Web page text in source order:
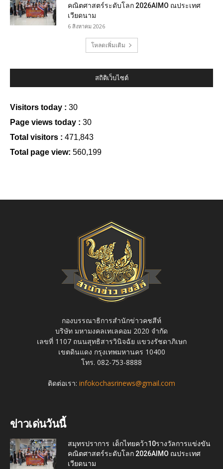
คณิตศาสตร์ระดับโลก 2026AIMO ณประเทศ
เวียดนาม
6 สิงหาคม 2026
โหลดเพิ่มเติม
สถิติเว็บไซต์
Visitors today : 30
Page views today : 30
Total visitors : 471,843
Total page view: 560,199
กองบรรณาธิการสำนักข่าวคชสีห์
บริษัท มหามงคลเทเลคอม 2020 จำกัด
เลขที่ 1107 ถนนสุทธิสารวินิจฉัย แขวงรัชดาภิเษก
เขตดินแดง กรุงเทพมหานคร 10400
โทร. 082-753-8888
ติดต่อเรา: infokochasrinews@gmail.com
ข่าวเด่นวันนี้
สมุทรปราการ เด็กไทยคว้า10รางวัลการแข่งขัน
คณิตศาสตร์ระดับโลก 2026AIMO ณประเทศ
เวียดนาม